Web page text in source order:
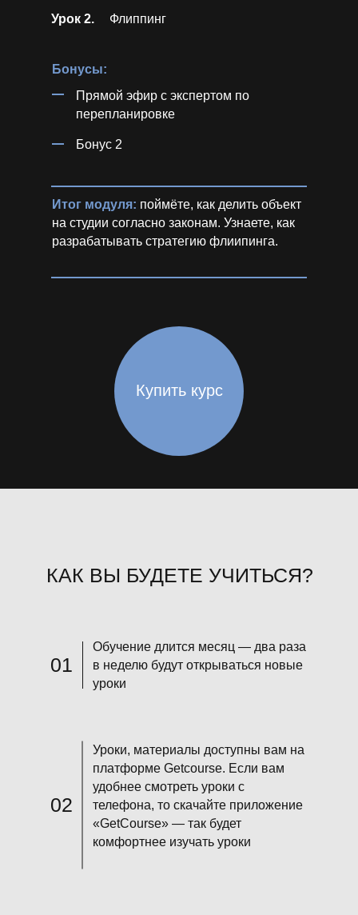
Купить курс
Урок 2. Флиппинг
Итог модуля: поймёте, как делить объект
на студии согласно законам. Узнаете, как
разрабатывать стратегию флиипинга.
Прямой эфир с экспертом по
перепланировке
Бонус 2
Бонусы:
01
Обучение длится месяц — два раза
в неделю будут открываться новые
уроки
02
Уроки, материалы доступны вам на
платформе Getcourse. Если вам
удобнее смотреть уроки с
телефона, то скачайте приложение
«GetCourse» — так будет
комфортнее изучать уроки
КАК ВЫ БУДЕТЕ УЧИТЬСЯ?